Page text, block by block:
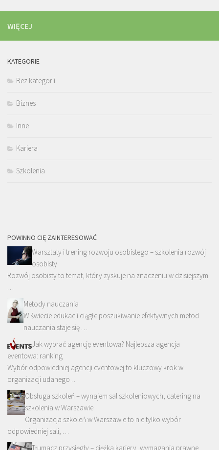
WIĘCEJ
KATEGORIE
Bez kategorii
Biznes
Inne
Kariera
Szkolenia
POWINNO CIĘ ZAINTERESOWAĆ
Warsztaty i trening rozwoju osobistego – szkolenia rozwój
osobisty
Rozwój osobisty to temat, który zyskuje na znaczeniu w dzisiejszym
…
Metody nauczania
W świecie edukacji ciągłe poszukiwanie efektywnych metod
nauczania staje się …
Jak wybrać agencję eventową? Najlepsza agencja
eventowa: ranking
Wybór odpowiedniej agencji eventowej to kluczowy krok w
organizacji udanego …
Obsługa szkoleń – wynajem sal szkoleniowych, catering na
szkolenia w Warszawie
Organizacja szkoleń w Warszawie to nie tylko wybór
odpowiedniej sali, …
Tłumacz przysięgły – ciężka kariery, wymagania prawne